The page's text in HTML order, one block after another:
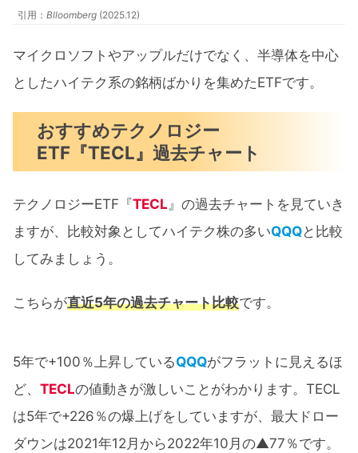
引用： Blloomberg (2025.12)
マイクロソフトやアップルだけでなく、半導体を中心
としたハイテク系の銘柄ばかりを集めたETFです。
おすすめテクノロジー
ETF『TECL』過去チャート
テクノロジーETF『TECL』の過去チャートを見ていき
ますが、比較対象としてハイテク株の多いQQQと比較
してみましょう。
こちらが直近5年の過去チャート比較です。
5年で+100％上昇しているQQQがフラットに見えるほ
ど、 TECLの値動きが激しいことがわかります。TECL
は5年で+226％の爆上げをしていますが、最大ドロー
ダウンは2021年12月から2022年10月の▲77％です。